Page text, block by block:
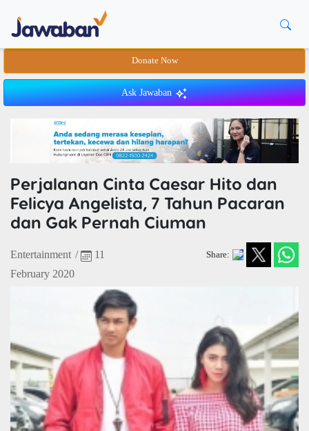
Donate Now
Ask Jawaban
Perjalanan Cinta Caesar Hito dan
Felicya Angelista, 7 Tahun Pacaran
dan Gak Pernah Ciuman
Entertainment /
11
February 2020
Share: